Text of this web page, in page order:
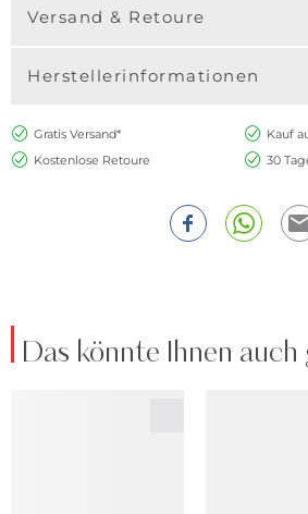
Versand & Retoure
Herstellerinformationen
Gratis Versand*
Kauf
Kostenlose Retoure
30
Das könnte Ihnen auch